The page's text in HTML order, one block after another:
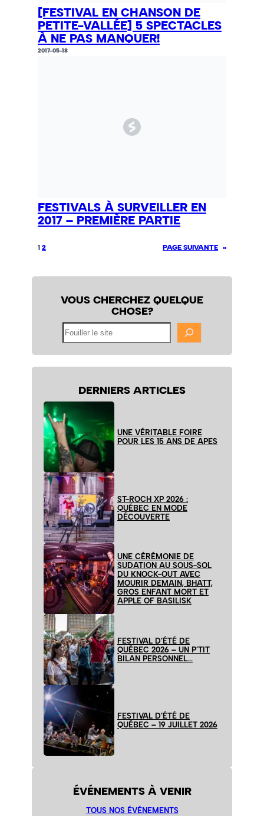
[FESTIVAL EN CHANSON DE
PETITE-VALLÉE] 5 SPECTACLES
À NE PAS MANQUER!
2017-05-18
FESTIVALS À SURVEILLER EN
2017 – PREMIÈRE PARTIE
1 2 PAGE SUIVANTE »
VOUS CHERCHEZ QUELQUE
CHOSE?
DERNIERS ARTICLES
UNE VÉRITABLE FOIRE
POUR LES 15 ANS DE APES
ST-ROCH XP 2026 :
QUÉBEC EN MODE
DÉCOUVERTE
UNE CÉRÉMONIE DE
SUDATION AU SOUS-SOL
DU KNOCK-OUT AVEC
MOURIR DEMAIN, BHATT,
GROS ENFANT MORT ET
APPLE OF BASILISK
FESTIVAL D’ÉTÉ DE
QUÉBEC 2026 – UN P’TIT
BILAN PERSONNEL…
FESTIVAL D’ÉTÉ DE
QUÉBEC – 19 JUILLET 2026
ÉVÉNEMENTS À VENIR
TOUS NOS ÉVÉNEMENTS